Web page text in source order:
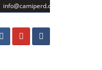
info@camiperd.org